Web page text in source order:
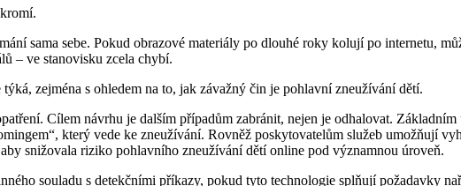
sama sebe. Pokud obrazové materiály po dlouhé roky kolují po internetu,
– ve stanovisku zcela chybí.
zejména s ohledem na to, jak závažný čin je pohlavní zneužívání dětí.
Cílem návrhu je dalším případům zabránit, nejen je odhalovat.
který vede ke zneužívání. Rovněž poskytovatelům služeb umožňují
snižovala riziko pohlavního zneužívání dětí online pod významnou úroveň.
souladu s detekčními příkazy, pokud tyto technologie splňují požadavky